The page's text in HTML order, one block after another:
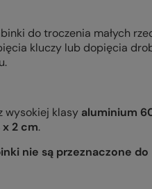
do troczenia małych
kluczy lub dopięcia
wysokiej klasy aluminium
x 2 cm.
nie są przeznaczone do